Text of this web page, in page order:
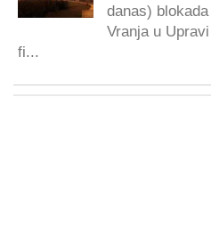
danas)
Vranja u
fi...